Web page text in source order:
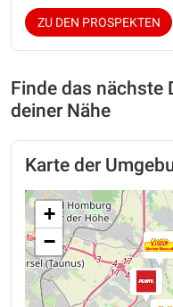
ZU DEN PROSPEKTEN
Finde das nächste
deiner Nähe
Karte der
+
−